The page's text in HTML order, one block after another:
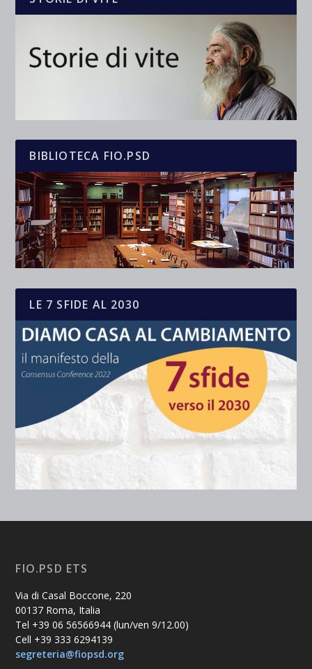
BIBLIOTECA FIO.PSD
LE 7 SFIDE AL 2030
FIO.PSD ETS
Via di Casal Boccone, 220
00137 Roma, Italia
Tel +39 06 56566944 (lun/ven 9/12.00)
Cell +39 333 6294139
segreteria@fiopsd.org